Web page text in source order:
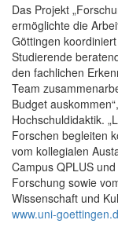
Das Projekt
ermöglichte die
Göttingen
Studierende
den fachlichen
Team
Budget
Hochschuldidaktik.
Forschen begleiten
vom kollegialen
Campus QPLUS
Forschung sowie
Wissenschaft und
www.uni-